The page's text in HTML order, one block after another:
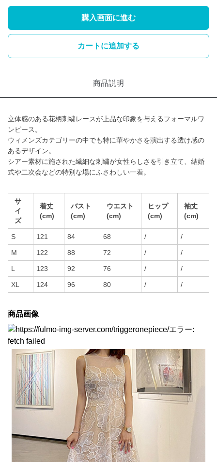
購入画面に進む
カートに追加する
商品説明
立体感のある花柄刺繍レースが上品な印象を与えるフォーマルワ
ンピース。
ウィメンズカテゴリーの中でも特に華やかさを演出する透け感の
あるデザイン。
シアー素材に施された繊細な刺繍が女性らしさを引き立て、結婚
式や二次会などの特別な場にふさわしい一着。
サ
イ
ズ
着丈
(cm)
バスト
(cm)
ウエスト
(cm)
ヒップ
(cm)
袖丈
(cm)
S 121 84 68 / /
M 122 88 72 / /
L 123 92 76 / /
XL 124 96 80 / /
商品画像